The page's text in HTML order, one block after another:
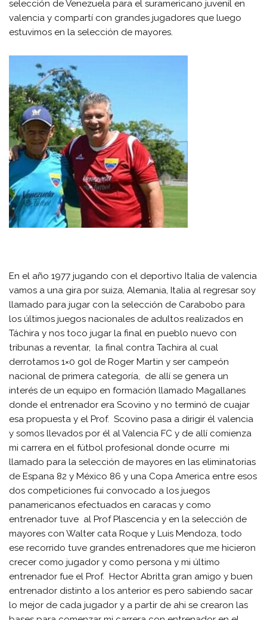
selección de Venezuela para el suramericano juvenil en
valencia y compartí con grandes jugadores que luego
estuvimos en la selección de mayores.
En el año 1977 jugando con el deportivo Italia de valencia
vamos a una gira por suiza, Alemania, Italia al regresar soy
llamado para jugar con la selección de Carabobo para
los últimos juegos nacionales de adultos realizados en
Táchira y nos toco jugar la final en pueblo nuevo con
tribunas a reventar, la final contra Tachira al cual
derrotamos 1×0 gol de Roger Martin y ser campeón
nacional de primera categoría, de allí se genera un
interés de un equipo en formación llamado Magallanes
donde el entrenador era Scovino y no terminó de cuajar
esa propuesta y el Prof. Scovino pasa a dirigir él valencia
y somos llevados por él al Valencia FC y de allí comienza
mi carrera en el fútbol profesional donde ocurre mi
llamado para la selección de mayores en las eliminatorias
de Espana 82 y México 86 y una Copa America entre esos
dos competiciones fui convocado a los juegos
panamericanos efectuados en caracas y como
entrenador tuve al Prof Plascencia y en la selección de
mayores con Walter cata Roque y Luis Mendoza, todo
ese recorrido tuve grandes entrenadores que me hicieron
crecer como jugador y como persona y mi último
entrenador fue el Prof. Hector Abritta gran amigo y buen
entrenador distinto a los anterior es pero sabiendo sacar
lo mejor de cada jugador y a partir de ahi se crearon las